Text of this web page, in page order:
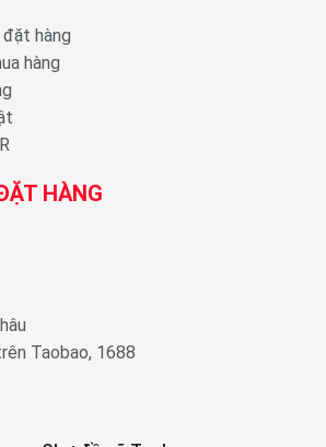
hàng
hàng
HÀNG
Taobao, 1688